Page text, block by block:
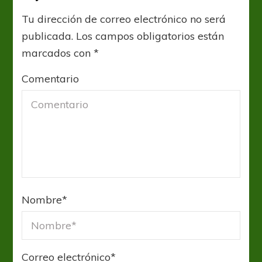
Tu dirección de correo electrónico no será
publicada. Los campos obligatorios están
marcados con*
Comentario
Nombre*
Correo electrónico*